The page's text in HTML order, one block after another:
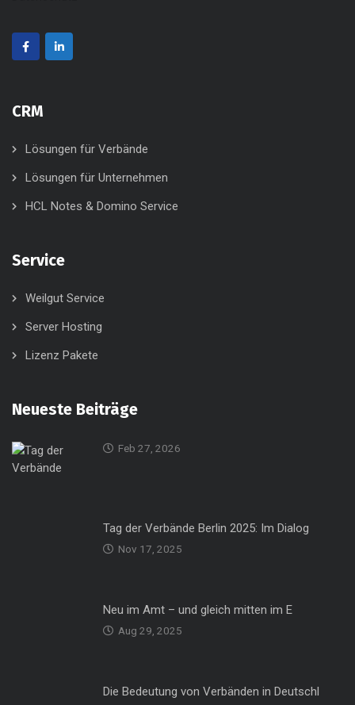
CRM
Lösungen für Verbände
Lösungen für Unternehmen
HCL Notes & Domino Service
Service
Weilgut Service
Server Hosting
Lizenz Pakete
Neueste Beiträge
Feb 27, 2026
Tag der Verbände Berlin 2025: Im Dialog
Nov 17, 2025
Neu im Amt – und gleich mitten im E
Aug 29, 2025
Die Bedeutung von Verbänden in Deutschl